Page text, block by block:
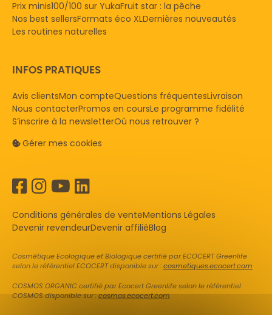
Prix minis100/100 sur YukaFruit star : la pêche
Nos best sellersFormats éco XLDernières nouveautés
Les routines naturelles
INFOS PRATIQUES
Avis clientsMon compteQuestions fréquentesLivraison
Nous contacterPromos en coursLe programme fidélité
S’inscrire à la newsletterOù nous retrouver ?
Gérer mes cookies
Conditions générales de venteMentions Légales
Devenir revendeurDevenir affiliéBlog
Cosmétique Ecologique et Biologique certifié par ECOCERT Greenlife
selon le référentiel ECOCERT disponible sur :cosmetiques.ecocert.com
COSMOS ORGANIC certifié par Ecocert Greenlife selon le référentiel
COSMOS disponible sur :cosmos.ecocert.com